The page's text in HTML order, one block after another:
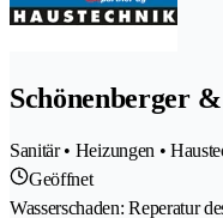
Schönenberger
Sanitär • Heizungen •
Geöffnet
Wasserschaden: Reperatur